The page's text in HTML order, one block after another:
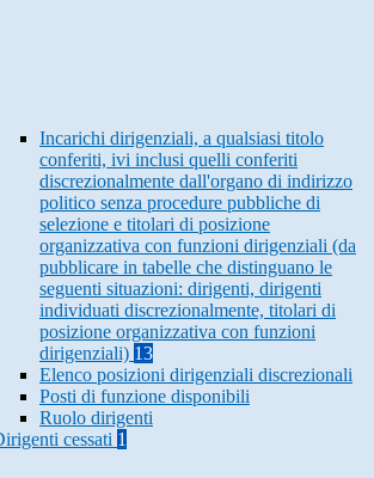
Incarichi dirigenziali, a qualsiasi titolo
conferiti, ivi inclusi quelli conferiti
discrezionalmente dall'organo di indirizzo
politico senza procedure pubbliche di
selezione e titolari di posizione
organizzativa con funzioni dirigenziali (da
pubblicare in tabelle che distinguano le
seguenti situazioni: dirigenti, dirigenti
individuati discrezionalmente, titolari di
posizione organizzativa con funzioni
dirigenziali) 13
Elenco posizioni dirigenziali discrezionali
Posti di funzione disponibili
Ruolo dirigenti
cessati 1